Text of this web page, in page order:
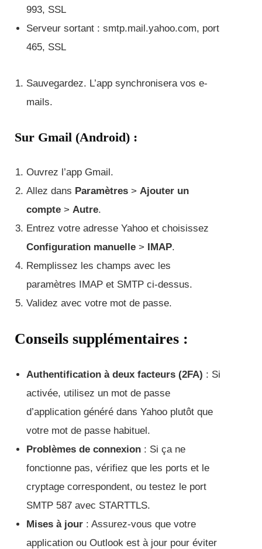
993, SSL
Serveur sortant : smtp.mail.yahoo.com, port
465, SSL
Sauvegardez. L’app synchronisera vos e-
mails.
Sur Gmail (Android) :
Ouvrez l’app Gmail.
Allez dans Paramètres > Ajouter un
compte > Autre.
Entrez votre adresse Yahoo et choisissez
Configuration manuelle > IMAP.
Remplissez les champs avec les
paramètres IMAP et SMTP ci-dessus.
Validez avec votre mot de passe.
Conseils supplémentaires :
Authentification à deux facteurs (2FA) : Si
activée, utilisez un mot de passe
d’application généré dans Yahoo plutôt que
votre mot de passe habituel.
Problèmes de connexion : Si ça ne
fonctionne pas, vérifiez que les ports et le
cryptage correspondent, ou testez le port
SMTP 587 avec STARTTLS.
Mises à jour : Assurez-vous que votre
application ou Outlook est à jour pour éviter